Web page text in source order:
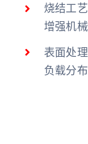
烧结工
增强机械
表面处
负载分布